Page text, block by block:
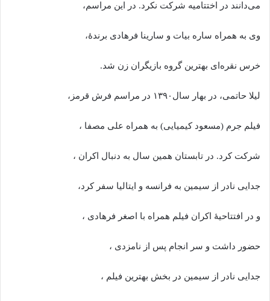
می‌دانند در اختتامیه شرکت نکرد. در این مراسم،
وی به همراه ساره بیات و سارینا فرهادی برندهٔ،
خرس نقره‌ای بهترین گروه بازیگران زن شد.
لیلا حاتمی، در بهار سال۱۳۹۰ در مراسم فرش قرمز،
فیلم جرم (مسعود کیمیایی) به همراه علی مصفا ،
شرکت کرد. در تابستان همین سال به دنبال اکران ،
جدایی نادر از سیمین به فرانسه و ایتالیا سفر کرد،
و در افتتاحیهٔ اکران فیلم همراه با اصغر فرهادی ،
حضور داشت و سر انجام پس از نامزدی ،
جدایی نادر از سیمین در بخش بهترین فیلم ،